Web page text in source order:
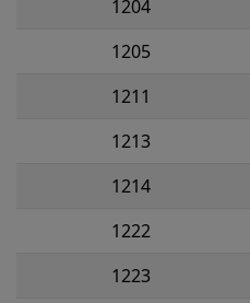
1204
1205
1211
1213
1214
1222
1223